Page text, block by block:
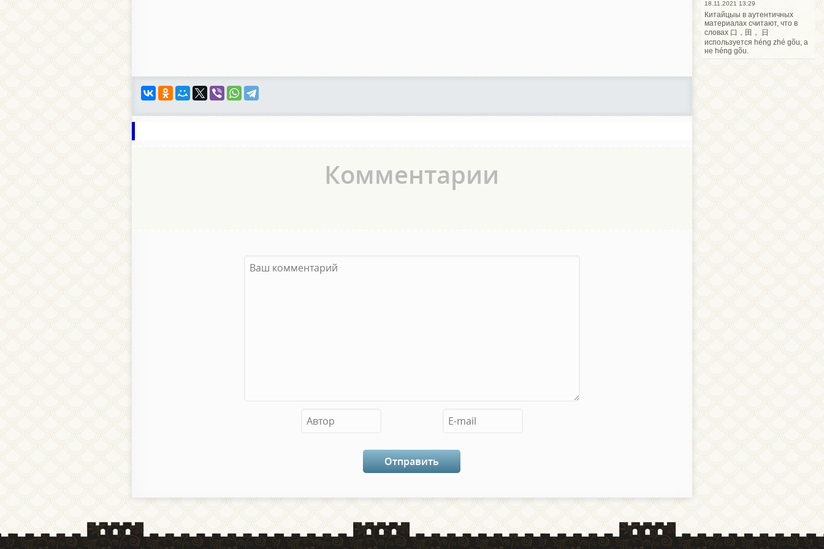
Комментарии
18.11.2021 13:29
Китайцыы в аутентичных
материалах считают, что в
словах 口，田， 日
используется héng zhé gõu, а
не héng gõu.